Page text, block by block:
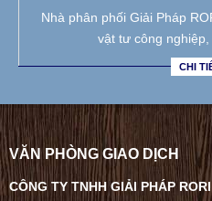
Nhà phân phối Giải Pháp
vật tư công
CHI
VĂN PHÒNG GIAO DỊCH
CÔNG TY TNHH GIẢI PHÁP RORI